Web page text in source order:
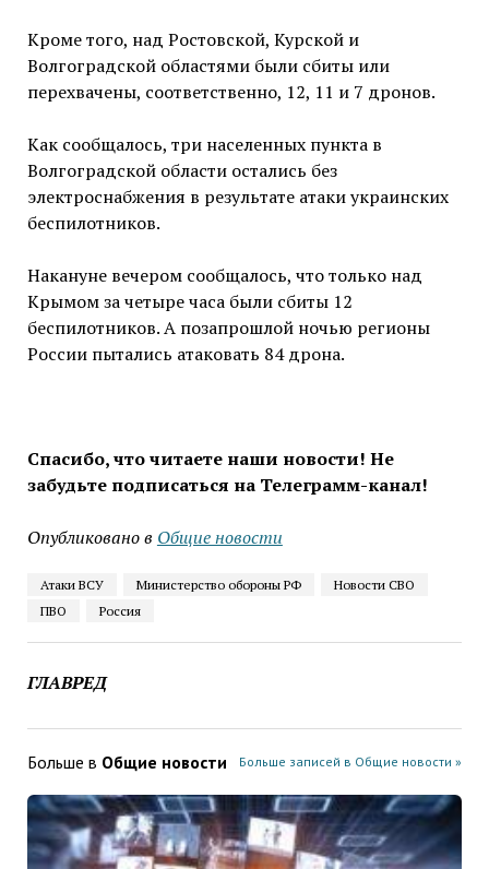
Кроме того, над Ростовской, Курской и
Волгоградской областями были сбиты или
перехвачены, соответственно, 12, 11 и 7 дронов.
Как сообщалось, три населенных пункта в
Волгоградской области остались без
электроснабжения в результате атаки украинских
беспилотников.
Накануне вечером сообщалось, что только над
Крымом за четыре часа были сбиты 12
беспилотников. А позапрошлой ночью регионы
России пытались атаковать 84 дрона.
Спасибо, что читаете наши новости! Не
забудьте подписаться на Телеграмм-канал!
Опубликовано в Общие новости
Атаки ВСУ Министерство обороны РФ
Новости СВО
ПВО
Россия
ГЛАВРЕД
Больше в Общие новости Больше записей в Общие новости »